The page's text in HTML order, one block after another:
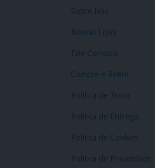
Sobre Nós
Nossas Lojas
Fale Conosco
Compre e Retire
Politica de Troca
Politica de Entrega
Política de Cookies
Politica de Privacidade